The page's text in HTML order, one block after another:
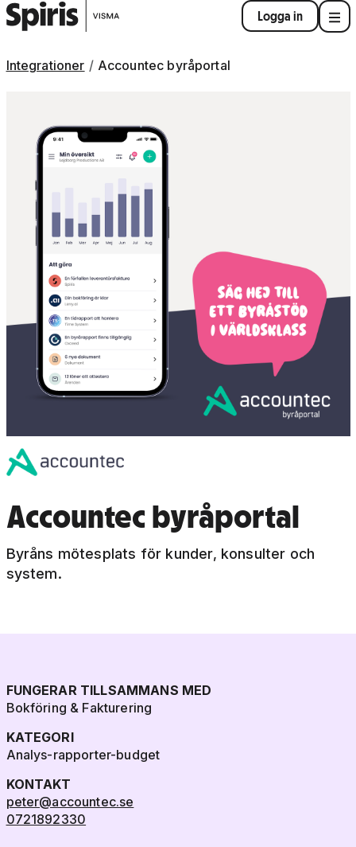
Logga in
Integrationer Accountec byråportal
Accountec byråportal
Byråns mötesplats för kunder, konsulter och
system.
FUNGERAR TILLSAMMANS MED
Bokföring & Fakturering
KATEGORI
Analys-rapporter-budget
KONTAKT
peter@accountec.se
0721892330